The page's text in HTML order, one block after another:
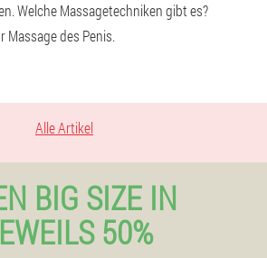
Welche Massagetechniken gibt es?
des Penis.
Alle Artikel
BIG SIZE IN
50%